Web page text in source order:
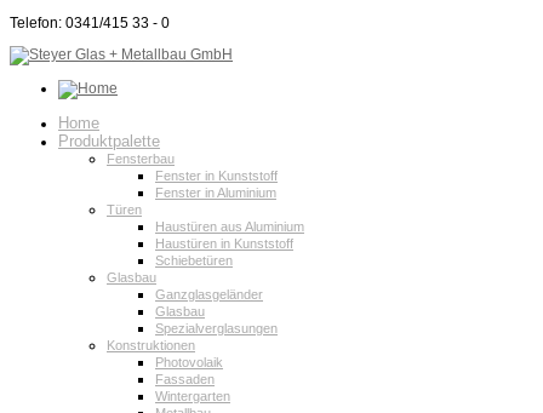
Telefon: 0341/415 33 - 0
Home
Produktpalette
Fensterbau
Fenster in Kunststoff
Fenster in Aluminium
Türen
Haustüren aus Aluminium
Haustüren in Kunststoff
Schiebetüren
Glasbau
Ganzglasgeländer
Glasbau
Spezialverglasungen
Konstruktionen
Photovolaik
Fassaden
Wintergarten